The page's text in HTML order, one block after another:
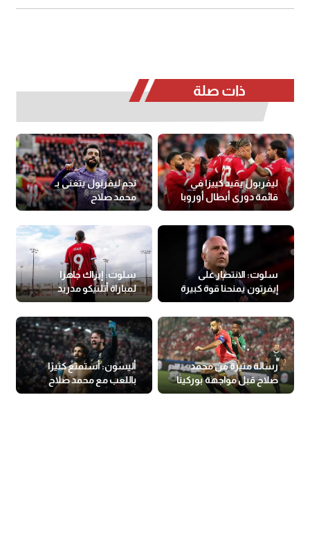
ذات صلة
ليفربول يقيد كييزا في
قائمة دورى أبطال أوروبا
نجم ليفربول يتغنى بـ
محمد صلاح
سلوت: الانتصار على
إيفرتون يمنحنا قوة كبيرة
للفوز بالدوري الإنجليزي
سلوت: إيزاك جاهزا
لمباراة أتلتيكو مدريد
رسالة مثيرة من محمد
صلاح قبل مواجهة بوركينا
فاسو
أليسون: أستمتع كثيرًا
باللعب مع محمد صلاح